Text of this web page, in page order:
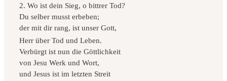
2. Wo ist dein Sieg, o bittrer Tod?
Du selber musst erbeben;
der mit dir rang, ist unser Gott,
Herr über Tod und Leben.
Verbürgt ist nun die Göttlichkeit
von Jesu Werk und Wort,
und Jesus ist im letzten Streit